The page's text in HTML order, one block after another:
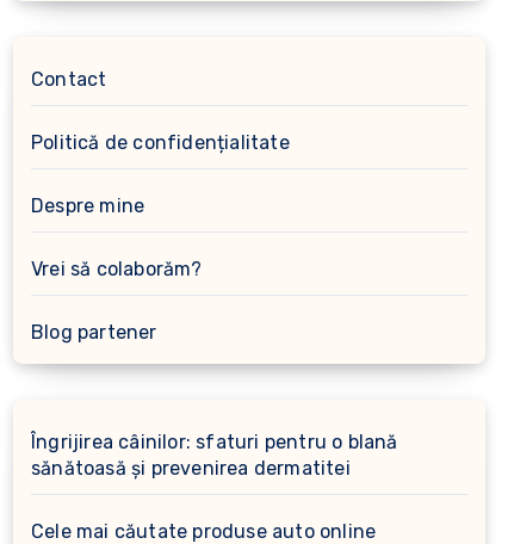
Contact
Politică de confidențialitate
Despre mine
Vrei să colaborăm?
Blog partener
Îngrijirea câinilor: sfaturi pentru o blană
sănătoasă și prevenirea dermatitei
Cele mai căutate produse auto online